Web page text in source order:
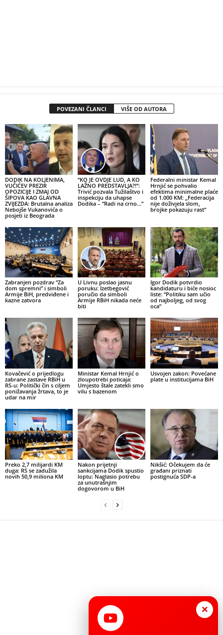
POVEZANI ČLANCI VIŠE OD AUTORA
DODIK NA KOLJENIMA,
VUČIĆEV PREZIR
OPOZICIJE I ZMAJ OD
ŠIPOVA KAO GLAVNA
ZVIJEZDA: Brutalna analiza
Nebojše Vukanovića o
posjeti iz Beograda
“KO JE OVDJE LUD, A KO
LAŽNO PREDSTAVLJA?!”:
Trivić pozvala Tužilaštvo i
inspekciju da uhapse
Dodika – “Radi na crno…”
Federalni ministar Kemal
Hrnjić se pohvalio
efektima minimalne plaće
od 1.000 KM: „Federacija
nije doživjela slom,
brojke pokazuju rast“
Zabranjen pozdrav “Za
dom spremni” i simboli
Armije BiH, predviđene i
kazne zatvora
U Livnu poslao jasnu
poruku: Izetbegović
poručio da simboli
Armije RBiH nikada neće
biti
Igor Dodik potvrdio
kandidaturu i biće nosioc
liste: “Politiku sam učio
od najboljeg, od svog
oca”
Kovačević o prijedlogu
zabrane zastave RBiH u
RS-u: Politički čin s ciljem
ponižavanja žrtava, to je
udar na mir
Ministar Kemal Hrnjić o
zloupotrebi poticaja:
Umjesto štale zatekli smo
vilu s bazenom
Usvojen zakon: Povećane
plate u institucijama BiH
Preko 2,7 milijardi KM
duga: RS se zadužila
novih 50,9 miliona KM
Nakon prijetnji
sankcijama Dodik spustio
loptu: Naglasio potrebu
za unutrašnjim
dogovorom u BiH
Nikšić: Očekujem da će
građani priznati
postignuća SDP-a
×